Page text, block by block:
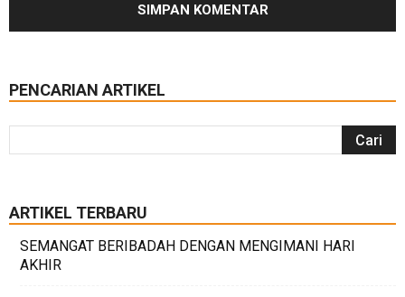
PENCARIAN ARTIKEL
ARTIKEL TERBARU
SEMANGAT BERIBADAH DENGAN MENGIMANI HARI
AKHIR